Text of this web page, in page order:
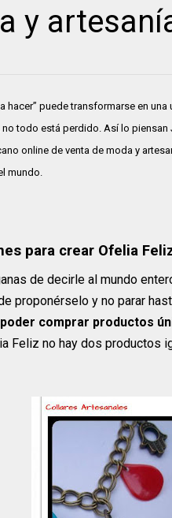
y
hacer” puede transformarse en
todo está perdido. Así lo piensan
online de venta de moda y
mundo.
para crear Ofelia
de decirle al mundo
proponérselo y no parar
comprar productos
Feliz no hay dos productos